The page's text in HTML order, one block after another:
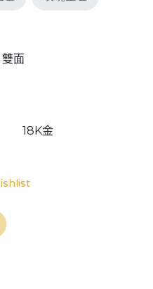
雙面
18K金